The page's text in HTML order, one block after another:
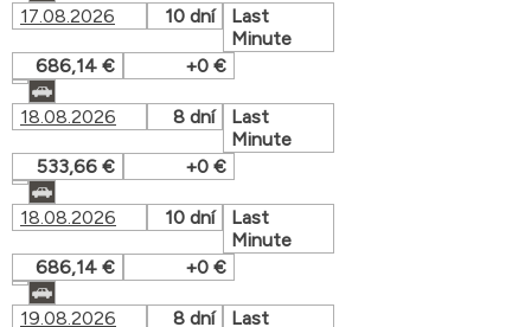
17.08.2026 10 dní
Last
Minute
686,14 €
+0 €
18.08.2026 8 dní
Last
Minute
533,66 €
+0 €
18.08.2026 10 dní
Last
Minute
686,14 €
+0 €
19.08.2026 8 dní Last